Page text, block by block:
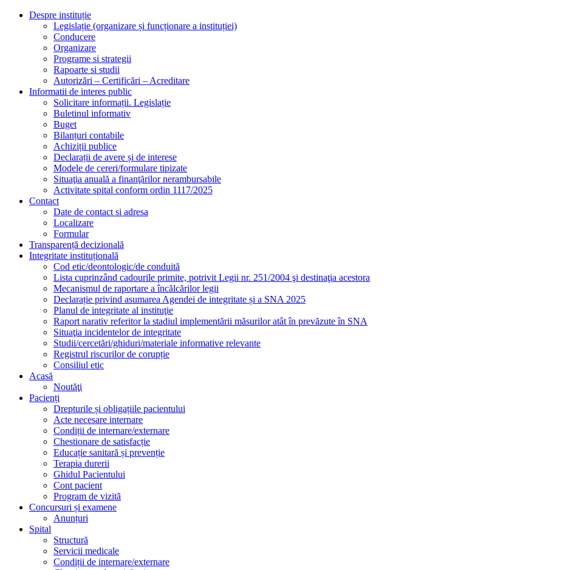
Despre instituție
Legislație (organizare și funcționare a instituției)
Conducere
Organizare
Programe si strategii
Rapoarte si studii
Autorizări – Certificări – Acreditare
Informatii de interes public
Solicitare informații. Legislație
Buletinul informativ
Buget
Bilanțuri contabile
Achiziții publice
Declarații de avere și de interese
Modele de cereri/formulare tipizate
Situaţia anuală a finanţărilor nerambursabile
Activitate spital conform ordin 1117/2025
Contact
Date de contact si adresa
Localizare
Formular
Transparență decizională
Integritate instituțională
Cod etic/deontologic/de conduită
Lista cuprinzând cadourile primite, potrivit Legii nr. 251/2004 şi destinaţia acestora
Mecanismul de raportare a încălcărilor legii
Declarație privind asumarea Agendei de integritate și a SNA 2025
Planul de integritate al instituţie
Raport narativ referitor la stadiul implementării măsurilor atât în prevăzute în SNA
Situaţia incidentelor de integritate
Studii/cercetări/ghiduri/materiale informative relevante
Registrul riscurilor de corupție
Consiliul etic
Acasă
Noutăţi
Pacienți
Drepturile și obligațiile pacientului
Acte necesare internare
Condiții de internare/externare
Chestionare de satisfacție
Educație sanitară și prevenție
Terapia durerii
Ghidul Pacientului
Cont pacient
Program de vizită
Concursuri și examene
Anunțuri
Spital
Structură
Servicii medicale
Condiții de internare/externare